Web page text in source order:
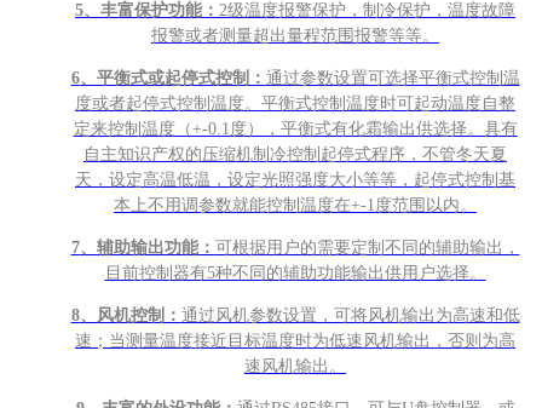
5、丰富保护功能： 2级温度报警保护，制冷保护，温度故障
报警或者测量超出量程范围报警等等。
6、平衡式或起停式控制： 通过参数设置可选择平衡式控制温
度或者起停式控制温度。平衡式控制温度时可起动温度自整
定来控制温度（+-0.1度），平衡式有化霜输出供选择。具有
自主知识产权的压缩机制冷控制起停式程序，不管冬天夏
天，设定高温低温，设定光照强度大小等等，起停式控制基
本上不用调参数就能控制温度在+-1度范围以内。
7、辅助输出功能： 可根据用户的需要定制不同的辅助输出，
目前控制器有5种不同的辅助功能输出供用户选择。
8、风机控制： 通过风机参数设置，可将风机输出为高速和低
速；当测量温度接近目标温度时为低速风机输出，否则为高
速风机输出。